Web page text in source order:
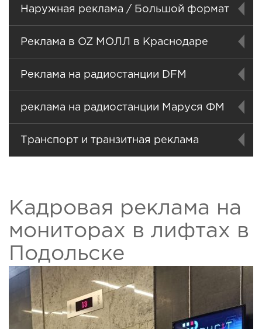
Наружная реклама / Большой формат
Реклама в OZ МОЛЛ в Краснодаре
Реклама на радиостанции DFM
реклама на радиостанции Маруся ФМ
Транспорт и транзитная реклама
Кадровая реклама на
мониторах в лифтах в
Подольске